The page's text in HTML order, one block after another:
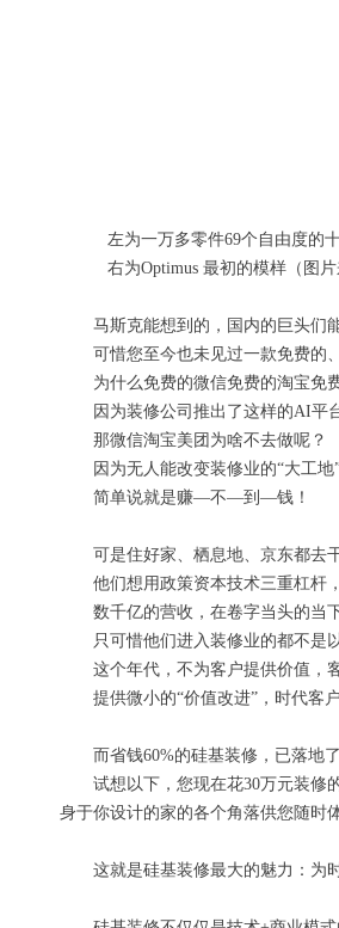
左为一万多零件69个自由度的
右为Optimus 最初的模样（图
马斯克能想到的，国内的巨头们
可惜您至今也未见过一款免费的
为什么免费的微信免费的淘宝免
因为装修公司推出了这样的AI平
那微信淘宝美团为啥不去做呢？
因为无人能改变装修业的“大工地
简单说就是赚—不—到 —钱！
可是住好家、 栖息地、 京东都去
他们想用政策资本技术三重杠杆
数千亿的营收，在卷字当头的当
只可惜他们进入装修业的都不是
这个年代，不为客户提供价值，
提供微小的“价值改进”，时代客户
而省钱60%的硅基装修，已落地
试想以下，您现在花30万元装修
身于你设计的家的各个角落供您随时
这就是硅基装修最大的魅力：为